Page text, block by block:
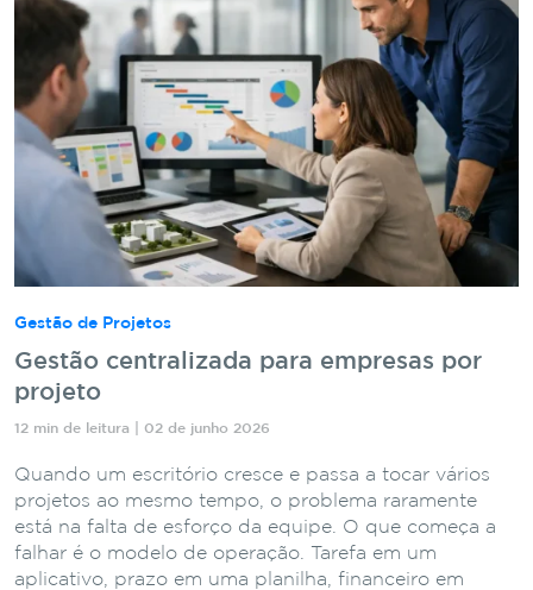
Gestão de Projetos
Gestão centralizada para empresas por
projeto
12 min de leitura | 02 de junho 2026
Quando um escritório cresce e passa a tocar vários
projetos ao mesmo tempo, o problema raramente
está na falta de esforço da equipe. O que começa a
falhar é o modelo de operação. Tarefa em um
aplicativo, prazo em uma planilha, financeiro em